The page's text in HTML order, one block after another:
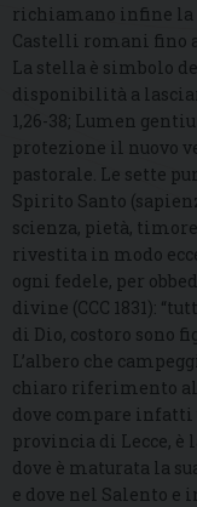
richiamano infine la
Castelli romani fino
La stella è simbolo
disponibilità a
1,26-38; Lumen
protezione il nuovo
pastorale. Le sette
Spirito Santo
scienza, pietà,
rivestita in modo
ogni fedele, per
divine (CCC 1831):
di Dio, costoro sono
L’albero che
chiaro riferimento
dove compare
provincia di Lecce, è
dove è maturata la
e dove nel Salento e